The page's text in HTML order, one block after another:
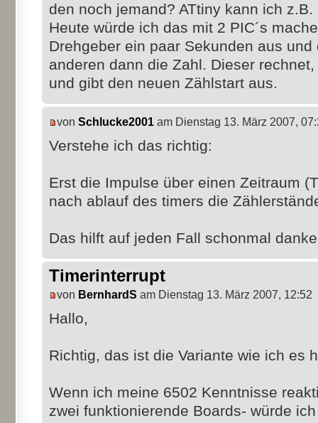
den noch jemand? ATtiny kann ich
Heute würde ich das mit 2 PIC´s
Drehgeber ein paar Sekunden aus
anderen dann die Zahl. Dieser
und gibt den neuen Zählstart aus.
von Schlucke2001 am Dienstag 13. März 2007,
Verstehe ich das richtig:
Erst die Impulse über einen Zeitraum
nach ablauf des timers die
Das hilft auf jeden Fall schonmal
Timerinterrupt
von BernhardS am Dienstag 13. März 2007, 12:52
Hallo,
Richtig, das ist die Variante wie ich es
Wenn ich meine 6502 Kenntnisse
zwei funktionierende Boards- würde